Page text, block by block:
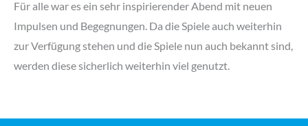
Für alle war es ein sehr inspirierender Abend mit neuen
Impulsen und Begegnungen. Da die Spiele auch weiterhin
zur Verfügung stehen und die Spiele nun auch bekannt sind,
werden diese sicherlich weiterhin viel genutzt.